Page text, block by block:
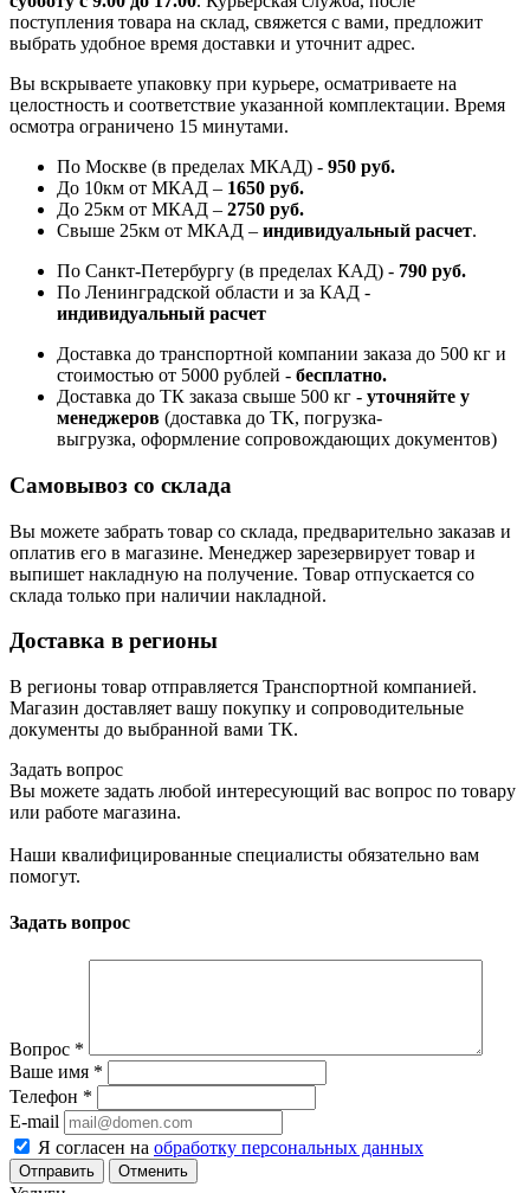
поступления товара на склад, свяжется с вами, предложит
выбрать удобное время доставки и уточнит адрес.
Вы вскрываете упаковку при курьере, осматриваете на
целостность и соответствие указанной комплектации. Время
осмотра ограничено 15 минутами.
По Москве (в пределах МКАД) - 950 руб.
До 10км от МКАД – 1650 руб.
До 25км от МКАД – 2750 руб.
Свыше 25км от МКАД – индивидуальный расчет.
По Санкт-Петербургу (в пределах КАД) - 790 руб.
По Ленинградской области и за КАД -
индивидуальный расчет
Доставка до транспортной компании заказа до 500 кг и
стоимостью от 5000 рублей - бесплатно.
Доставка до ТК заказа свыше 500 кг - уточняйте у
менеджеров (доставка до ТК, погрузка-
выгрузка, оформление сопровождающих документов)
Самовывоз со склада
Вы можете забрать товар со склада, предварительно заказав и
оплатив его в магазине. Менеджер зарезервирует товар и
выпишет накладную на получение. Товар отпускается со
склада только при наличии накладной.
Доставка в регионы
В регионы товар отправляется Транспортной компанией.
Магазин доставляет вашу покупку и сопроводительные
документы до выбранной вами ТК.
Задать вопрос
Вы можете задать любой интересующий вас вопрос по товару
или работе магазина.
Наши квалифицированные специалисты обязательно вам
помогут.
Задать вопрос
Вопрос *
Ваше имя *
Телефон *
E-mail
Я согласен на обработку персональных данных
Отменить